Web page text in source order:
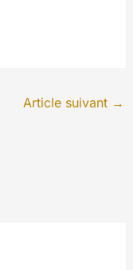
Article suivant →